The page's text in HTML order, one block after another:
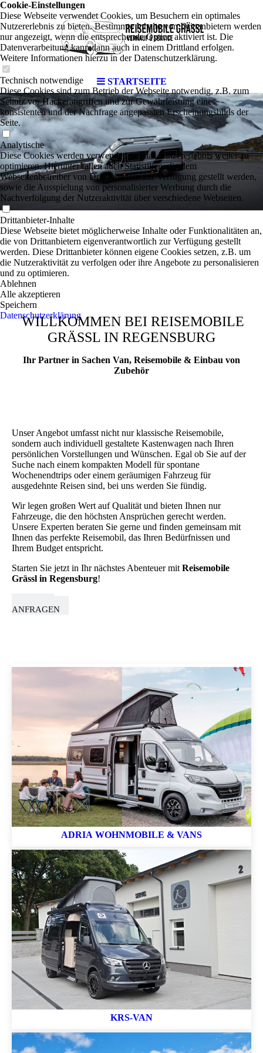
STARTSEITE
WILLKOMMEN BEI REISEMOBILE
GRÄSSL IN REGENSBURG
Ihr Partner in Sachen Van, Reisemobile & Einbau von
Zubehör
Unser Angebot umfasst nicht nur klassische Reisemobile,
sondern auch individuell gestaltete Kasten­wagen nach Ihren
persönlichen Vorstellungen und Wünschen. Egal ob Sie auf der
Suche nach einem kompakten Modell für spontane
Wochenendtrips oder einem geräumigen Fahrzeug für
ausgedehnte Reisen sind, bei uns werden Sie fündig.
Wir legen großen Wert auf Qualität und bieten Ihnen nur
Fahrzeuge, die den höchsten Ansprüchen gerecht werden.
Unsere Experten beraten Sie gerne und finden gemeinsam mit
Ihnen das perfekte Reisemobil, das Ihren Bedürfnissen und
Ihrem Budget entspricht.
Starten Sie jetzt in Ihr nächstes Abenteuer mit Reisemobile
Grässl in Regensburg!
ANFRAGEN
ADRIA WOHNMOBILE & VANS
KRS-VAN
Cookie-Einstellungen
Diese Webseite verwendet Cookies, um Besuchern ein optimales
Nutzererlebnis zu bieten. Bestimmte Inhalte von Drittanbietern werden
nur angezeigt, wenn die entsprechende Option aktiviert ist. Die
Datenverarbeitung kann dann auch in einem Drittland erfolgen.
Weitere Informationen hierzu in der Datenschutzerklärung.
Technisch notwendige
Diese Cookies sind zum Betrieb der Webseite notwendig, z.B. zum
Schutz vor Hackerangriffen und zur Gewährleistung eines
konsistenten und der Nachfrage angepassten Erscheinungsbilds der
Seite.
Analytische
Diese Cookies werden verwendet, um das Nutzererlebnis weiter zu
optimieren. Hierunter fallen auch Statistiken, die dem
Webseitenbetreiber von Drittanbietern zur Verfügung gestellt werden,
sowie die Ausspielung von personalisierter Werbung durch die
Nachverfolgung der Nutzeraktivität über verschiedene Webseiten.
Drittanbieter-Inhalte
Diese Webseite bietet möglicherweise Inhalte oder Funktionalitäten an,
die von Drittanbietern eigenverantwortlich zur Verfügung gestellt
werden. Diese Drittanbieter können eigene Cookies setzen, z.B. um
die Nutzeraktivität zu verfolgen oder ihre Angebote zu personalisieren
und zu optimieren.
Ablehnen
Alle akzeptieren
Speichern
Datenschutzerklärung